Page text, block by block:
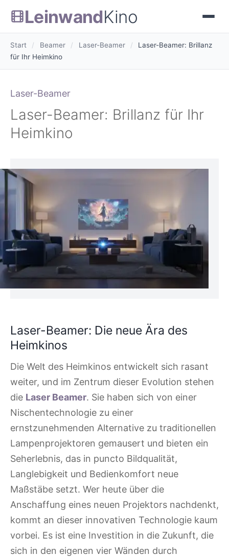
LeinwandKino
Start / Beamer / Laser-Beamer /
Laser-Beamer: Brillanz
für Ihr Heimkino
Laser-Beamer
Laser-Beamer: Brillanz für Ihr
Heimkino
Laser-Beamer: Die neue Ära des
Heimkinos
Die Welt des Heimkinos entwickelt sich rasant
weiter, und im Zentrum dieser Evolution stehen
die Laser Beamer. Sie haben sich von einer
Nischentechnologie zu einer
ernstzunehmenden Alternative zu traditionellen
Lampenprojektoren gemausert und bieten ein
Seherlebnis, das in puncto Bildqualität,
Langlebigkeit und Bedienkomfort neue
Maßstäbe setzt. Wer heute über die
Anschaffung eines neuen Projektors nachdenkt,
kommt an dieser innovativen Technologie kaum
vorbei. Es ist eine Investition in die Zukunft, die
sich in den eigenen vier Wänden durch